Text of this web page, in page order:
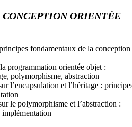
ORIENTÉE
fondamentaux de la conception
programmation orientée objet :
polymorphisme, abstraction
l’encapsulation et l’héritage :
le polymorphisme et l’abstraction :
implémentation